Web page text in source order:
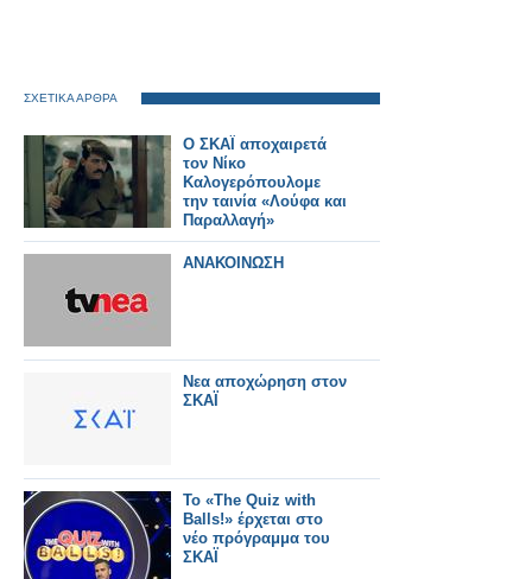
ΣΧΕΤΙΚΑ ΑΡΘΡΑ
Ο ΣΚΑΪ αποχαιρετά
τον Νίκο
Καλογερόπουλομε
την ταινία «Λούφα και
Παραλλαγή»
ΑΝΑΚΟΙΝΩΣΗ
Νεα αποχώρηση στον
ΣΚΑΪ
Το «The Quiz with
Balls!» έρχεται στο
νέο πρόγραμμα του
ΣΚΑΪ